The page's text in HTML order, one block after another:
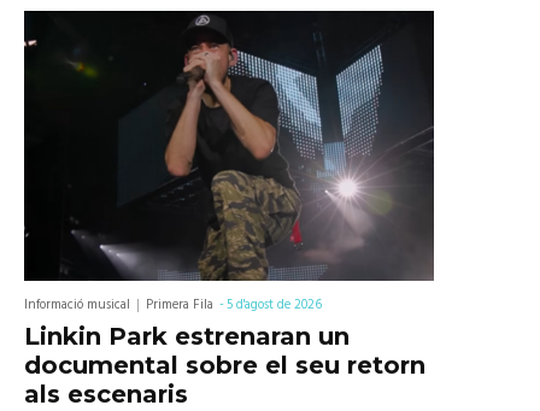
Informació musical Primera Fila -5 d'agost de 2026
Linkin Park estrenaran un
documental sobre el seu retorn
als escenaris